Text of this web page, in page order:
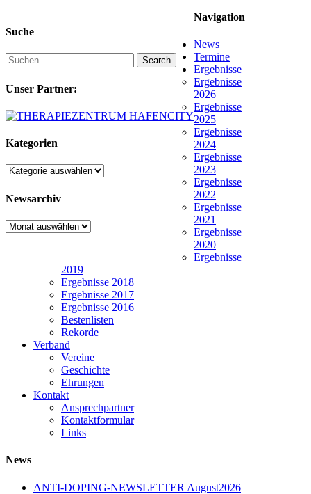
Suche
Search
Unser Partner:
Kategorien
Kategorien
Newsarchiv
Newsarchiv
Navigation
News
Termine
Ergebnisse
Ergebnisse
2026
Ergebnisse
2025
Ergebnisse
2024
Ergebnisse
2023
Ergebnisse
2022
Ergebnisse
2021
Ergebnisse
2020
Ergebnisse
2019
Ergebnisse 2018
Ergebnisse 2017
Ergebnisse 2016
Bestenlisten
Rekorde
Verband
Vereine
Geschichte
Ehrungen
Kontakt
Ansprechpartner
Kontaktformular
Links
News
ANTI-DOPING-NEWSLETTER August2026